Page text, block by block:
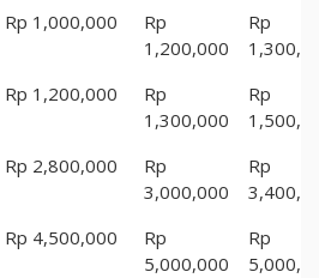
Rp 1,000,000
Rp
1,200,000
Rp
Rp 1,200,000
Rp
1,300,000
Rp
Rp 2,800,000
Rp
3,000,000
Rp
Rp 4,500,000
Rp
5,000,000
Rp